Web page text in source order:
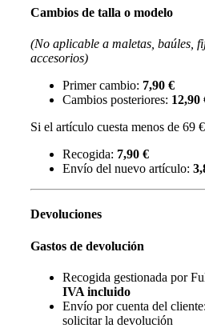
Cambios de talla o modelo
(No aplicable a maletas, baúles,
accesorios)
Primer cambio: 7,90 €
Cambios posteriores: 12,90
Si el artículo cuesta menos de 69
Recogida: 7,90 €
Envío del nuevo artículo:
Devoluciones
Gastos de devolución
Recogida gestionada por
IVA incluido
Envío por cuenta del
solicitar la devolución